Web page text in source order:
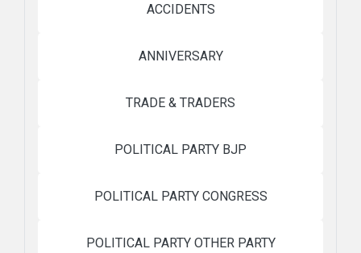
ACCIDENTS
ANNIVERSARY
TRADE & TRADERS
POLITICAL PARTY BJP
POLITICAL PARTY CONGRESS
POLITICAL PARTY OTHER PARTY